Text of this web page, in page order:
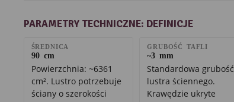
PARAMETRY TECHNICZNE: DEFINICJE
ŚREDNICA
90 cm
Powierzchnia: ~6361
cm². Lustro potrzebuje
ściany o szerokości
GRUBOŚĆ TAFLI
~3 mm
Standardowa grubość
lustra ściennego.
Krawędzie ukryte